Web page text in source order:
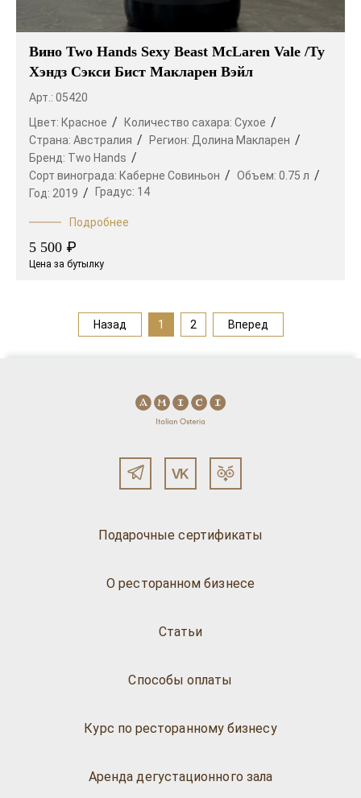
Вино Two Hands Sexy Beast McLaren Vale /Ту
Хэндз Сэкси Бист Макларен Вэйл
Арт.: 05420
Цвет: Красное Количество сахара: Сухое
Страна: Австралия Регион: Долина Макларен
Бренд: Two Hands
Сорт винограда: Каберне Совиньон Объем: 0.75 л
Год: 2019 Градус: 14
Подробнее
5 500 ₽
Цена за бутылку
Назад 1 2 Вперед
Подарочные сертификаты
О ресторанном бизнесе
Статьи
Способы оплаты
Курс по ресторанному бизнесу
Аренда дегустационного зала